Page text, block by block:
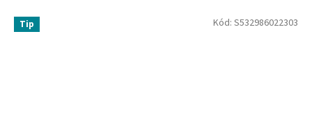
Tip Kód: S532986022303